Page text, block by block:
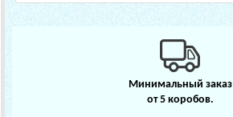
Минимальный заказ
от 5 коробов.